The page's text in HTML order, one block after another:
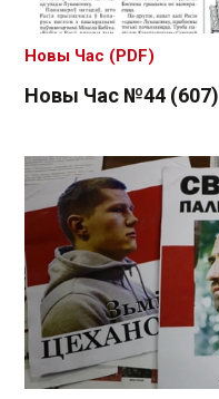
Новы Час №44 (607)
Новы Час (PDF)